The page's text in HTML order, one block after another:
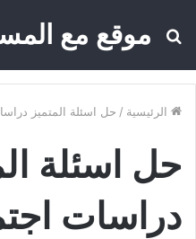
موقع مع
بحث
الرئيسية / حل اسئلة المتميز
حل اسئلة
دراسات